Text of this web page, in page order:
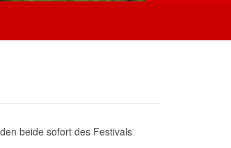
beide sofort des Festivals